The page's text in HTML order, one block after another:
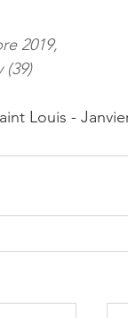
2019,
(39)
Louis -